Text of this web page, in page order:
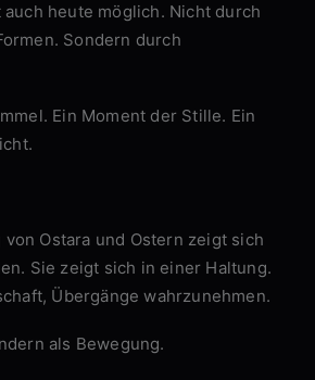
Sondern durch
Sie zeigt sich in einer Haltung.
Übergänge wahrzunehmen.
als Bewegung.